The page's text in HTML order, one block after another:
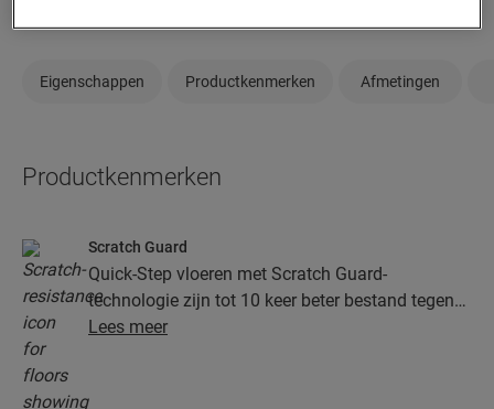
Eigenschappen Productkenmerken Afmetingen
Productkenmerken
Scratch Guard
Quick-Step vloeren met Scratch Guard-
technologie zijn tot 10 keer beter bestand tegen
krassen dan vloeren zonder Scratch Guard.
Lees meer